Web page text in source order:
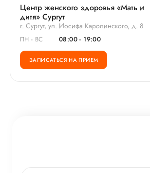
Центр женского здоровья «Мать и
дитя» Сургут
г. Сургут, ул. Иосифа Каролинского, д. 8
ПН - ВС 08:00 - 19:00
ЗАПИСАТЬСЯ НА ПРИЕМ